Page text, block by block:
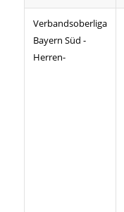
Verbandsoberliga
Bayern Süd -
Herren-